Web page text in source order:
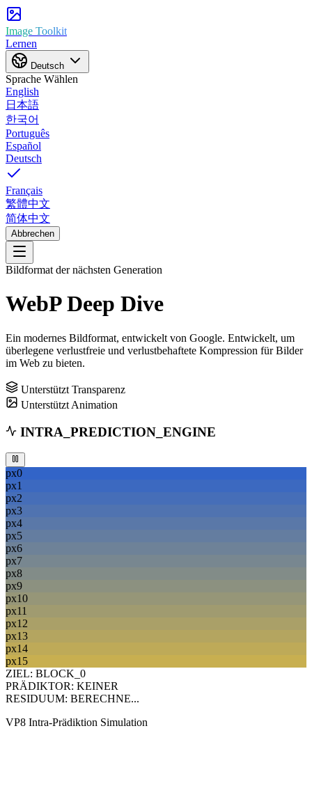
Image Toolkit
Lernen
Deutsch
Sprache Wählen
English
日本語
한국어
Português
Español
Deutsch
Français
繁體中文
简体中文
Abbrechen
Bildformat der nächsten Generation
WebPDeep Dive
Ein modernes Bildformat, entwickelt von Google. Entwickelt, um
überlegene verlustfreie und verlustbehaftete Kompression für Bilder
im Web zu bieten.
Unterstützt Transparenz
Unterstützt Animation
INTRA_PREDICTION_ENGINE
px0
px1
px2
px3
px4
px5
px6
px7
px8
px9
px10
px11
px12
px13
px14
px15
ZIEL: BLOCK_0
PRÄDIKTOR: KEINER
RESIDUUM: BERECHNE...
VP8 Intra-Prädiktion Simulation